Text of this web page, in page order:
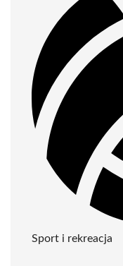
Sport i rekreacja